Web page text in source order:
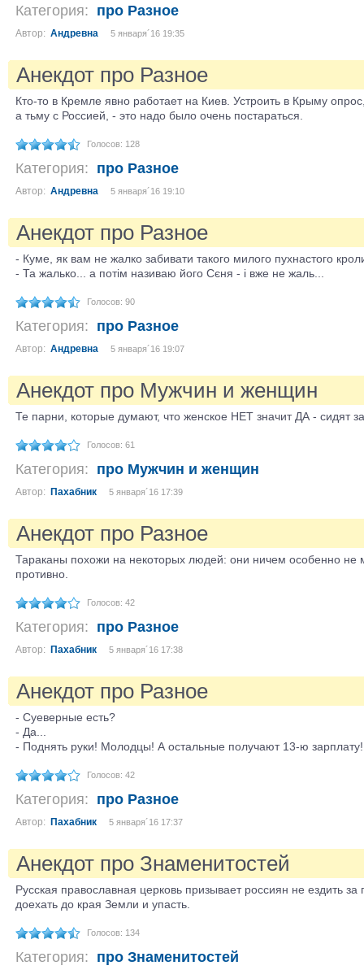
Категория: про Разное
Автор: Андревна 5 января´16 19:35
Анекдот про Разное
Кто-то в Кремле явно работает на Киев. Устроить в Крыму
а тьму с Россией, - это надо было очень постараться.
Голосов: 128
Категория: про Разное
Автор: Андревна 5 января´16 19:10
Анекдот про Разное
- Куме, як вам не жалко забивати такого милого пухнастого
- Та жалько... а потім називаю його Сєня - і вже не жаль...
Голосов: 90
Категория: про Разное
Автор: Андревна 5 января´16 19:07
Анекдот про Мужчин и женщин
Те парни, которые думают, что женское НЕТ значит ДА - сидят
Голосов: 61
Категория: про Мужчин и женщин
Автор: Пахабник 5 января´16 17:39
Анекдот про Разное
Тараканы похожи на некоторых людей: они ничем особенно не
противно.
Голосов: 42
Категория: про Разное
Автор: Пахабник 5 января´16 17:38
Анекдот про Разное
- Суеверные есть?
- Да...
- Поднять руки! Молодцы! А остальные получают 13-ю зарплату!
Голосов: 42
Категория: про Разное
Автор: Пахабник 5 января´16 17:37
Анекдот про Знаменитостей
Русская православная церковь призывает россиян не ездить
доехать до края Земли и упасть.
Голосов: 134
Категория: про Знаменитостей